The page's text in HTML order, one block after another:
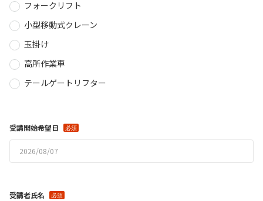
フォークリフト
小型移動式クレーン
玉掛け
高所作業車
テールゲートリフター
受講開始希望日
受講者氏名